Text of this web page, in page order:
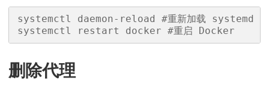
systemctl daemon-reload #重新加载 systemd 守
systemctl restart docker #重启 Docker
删除代理